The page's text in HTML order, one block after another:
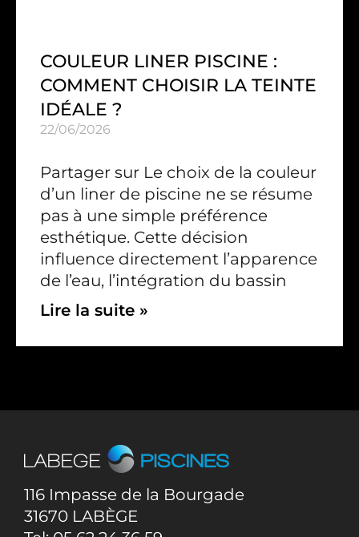
COULEUR LINER PISCINE :
COMMENT CHOISIR LA TEINTE
IDÉALE ?
22/06/2026
Partager sur Le choix de la couleur
d’un liner de piscine ne se résume
pas à une simple préférence
esthétique. Cette décision
influence directement l’apparence
de l’eau, l’intégration du bassin
Lire la suite »
116 Impasse de la Bourgade
31670 LABÈGE